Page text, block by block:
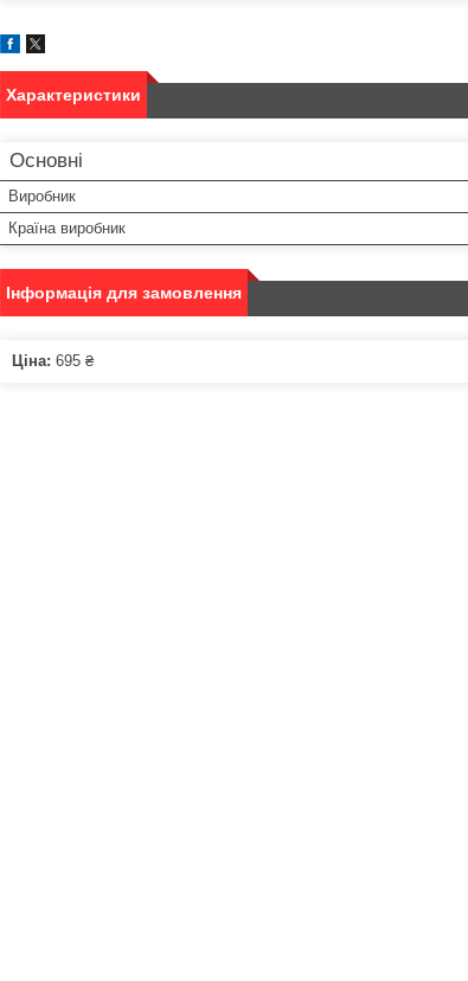
Характеристики
Основні
Виробник
Країна виробник
Інформація для замовлення
Ціна: 695 ₴